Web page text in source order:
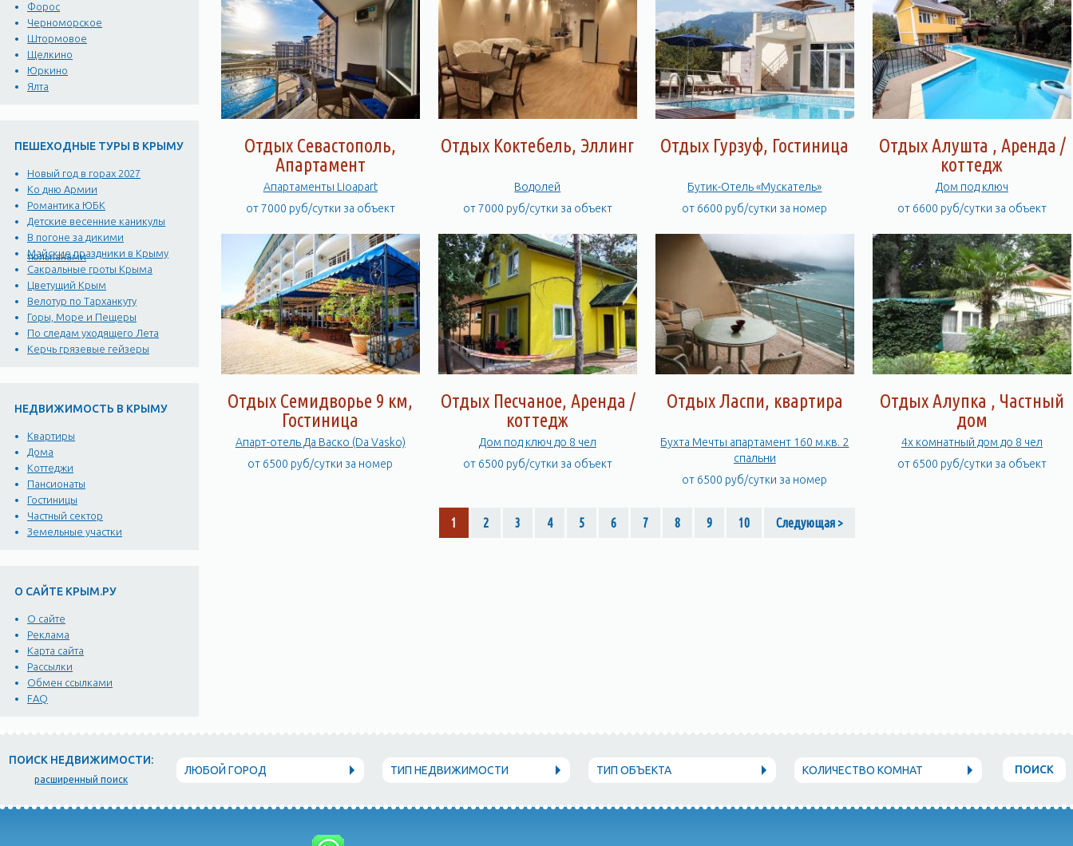
Форос
Черноморское
Штормовое
Щелкино
Юркино
Ялта
ПЕШЕХОДНЫЕ ТУРЫ В КРЫМУ
Новый год в горах 2027
Ко дню Армии
Романтика ЮБК
Детские весенние каникулы
В погоне за дикими
тюльпанами
Майские праздники в Крыму
Сакральные гроты Крыма
Цветущий Крым
Велотур по Тарханкуту
Горы, Море и Пещеры
По следам уходящего Лета
Керчь грязевые гейзеры
НЕДВИЖИМОСТЬ В КРЫМУ
Квартиры
Дома
Коттеджи
Пансионаты
Гостиницы
Частный сектор
Земельные участки
О САЙТЕ КРЫМ.РУ
О сайте
Реклама
Карта сайта
Рассылки
Обмен ссылками
FAQ
Отдых Севастополь,
Апартамент
Апартаменты Lioapart
от 7000 руб/сутки за объект
Отдых Коктебель, Эллинг
Водолей
от 7000 руб/сутки за объект
Отдых Гурзуф, Гостиница
Бутик-Отель «Мускатель»
от 6600 руб/сутки за номер
Отдых Алушта , Аренда /
коттедж
Дом под ключ
от 6600 руб/сутки за объект
Отдых Семидворье 9 км,
Гостиница
Апарт-отель Да Васко (Da Vasko)
от 6500 руб/сутки за номер
Отдых Песчаное, Аренда /
коттедж
Дом под ключ до 8 чел
от 6500 руб/сутки за объект
Отдых Ласпи, квартира
Бухта Мечты апартамент 160 м.кв. 2
спальни
от 6500 руб/сутки за номер
Отдых Алупка , Частный
дом
4х комнатный дом до 8 чел
от 6500 руб/сутки за объект
1 2 3 4 5 6 7 8 9 10 Следующая >
ПОИСК НЕДВИЖИМОСТИ:
расширенный поиск
ЛЮБОЙ ГОРОД ТИП НЕДВИЖИМОСТИ ТИП ОБЪЕКТА КОЛИЧЕСТВО КОМНАТ ПОИСК